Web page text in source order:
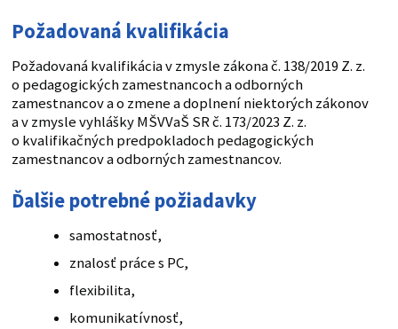
Požadovaná kvalifikácia
Požadovaná kvalifikácia v zmysle zákona č. 138/2019 Z. z.
o pedagogických zamestnancoch a odborných
zamestnancov a o zmene a doplnení niektorých zákonov
a v zmysle vyhlášky MŠVVaŠ SR č. 173/2023 Z. z.
o kvalifikačných predpokladoch pedagogických
zamestnancov a odborných zamestnancov.
Ďalšie potrebné požiadavky
samostatnosť,
znalosť práce s PC,
flexibilita,
komunikatívnosť,